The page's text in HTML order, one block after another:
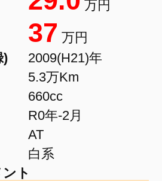
万円
37 万円
)
2009(H21)年
5.3万Km
660cc
R0年-2月
AT
白系
ト